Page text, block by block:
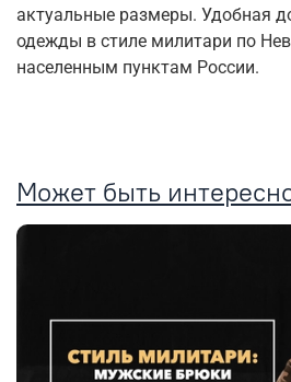
актуальные размеры. Удобная
одежды в стиле милитари по
населенным пунктам России.
Может быть